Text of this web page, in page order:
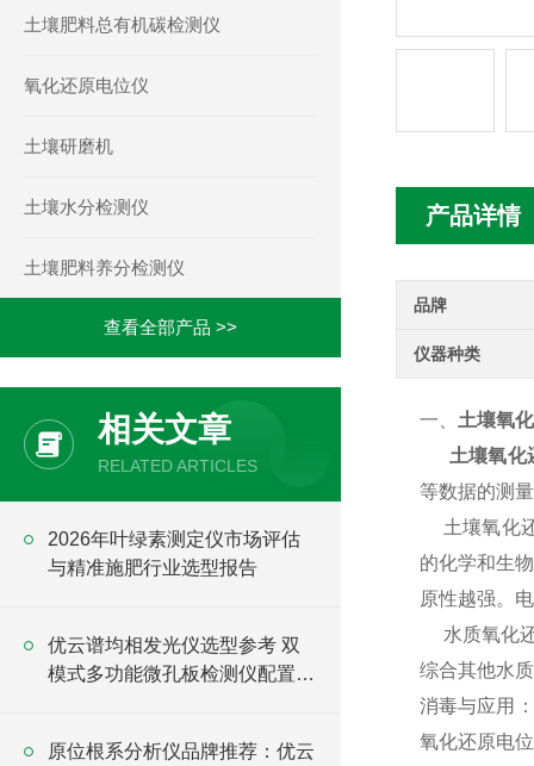
产品详情
品牌
仪器种类
一、 土壤氧
土壤氧化
等数据的测
土壤氧化还
的化学和生
原性越强。
水质氧化还
综合其他水
消毒与应用
氧化还原电
土壤肥料总有机碳检测仪
氧化还原电位仪
土壤研磨机
土壤水分检测仪
土壤肥料养分检测仪
查看全部产品 >>
相关文章
RELATED ARTICLES
2026年叶绿素测定仪市场评估
与精准施肥行业选型报告
优云谱均相发光仪选型参考 双
模式多功能微孔板检测仪配置全
原位根系分析仪品牌推荐：优云